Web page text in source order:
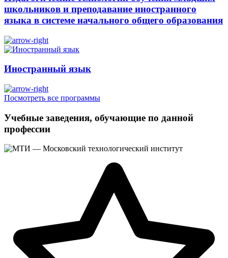
школьников и преподавание иностранного
языка в системе начального общего образования
Иностранный язык
Посмотреть все программы
Учебные заведения, обучающие по данной
профессии